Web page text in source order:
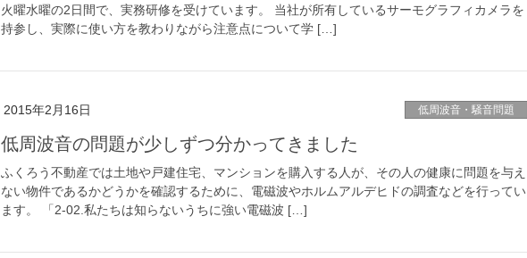
火曜水曜の2日間で、実務研修を受けています。 当社が所有しているサーモグラフィカメラを
持参し、実際に使い方を教わりながら注意点について学 […]
2015年2月16日 低周波音・騒音問題
低周波音の問題が少しずつ分かってきました
ふくろう不動産では土地や戸建住宅、マンションを購入する人が、その人の健康に問題を与え
ない物件であるかどうかを確認するために、電磁波やホルムアルデヒドの調査などを行ってい
ます。 「2-02.私たちは知らないうちに強い電磁波 […]